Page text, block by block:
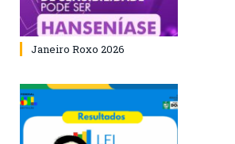
Janeiro Roxo 2026